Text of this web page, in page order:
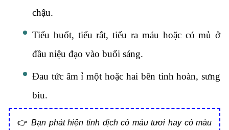
chậu.
Tiểu buốt, tiểu rắt, tiểu ra máu hoặc có mủ ở
đầu niệu đạo vào buổi sáng.
Đau tức âm ỉ một hoặc hai bên tinh hoàn, sưng
bìu.
👉Bạn phát hiện tinh dịch có máu tươi hay có màu